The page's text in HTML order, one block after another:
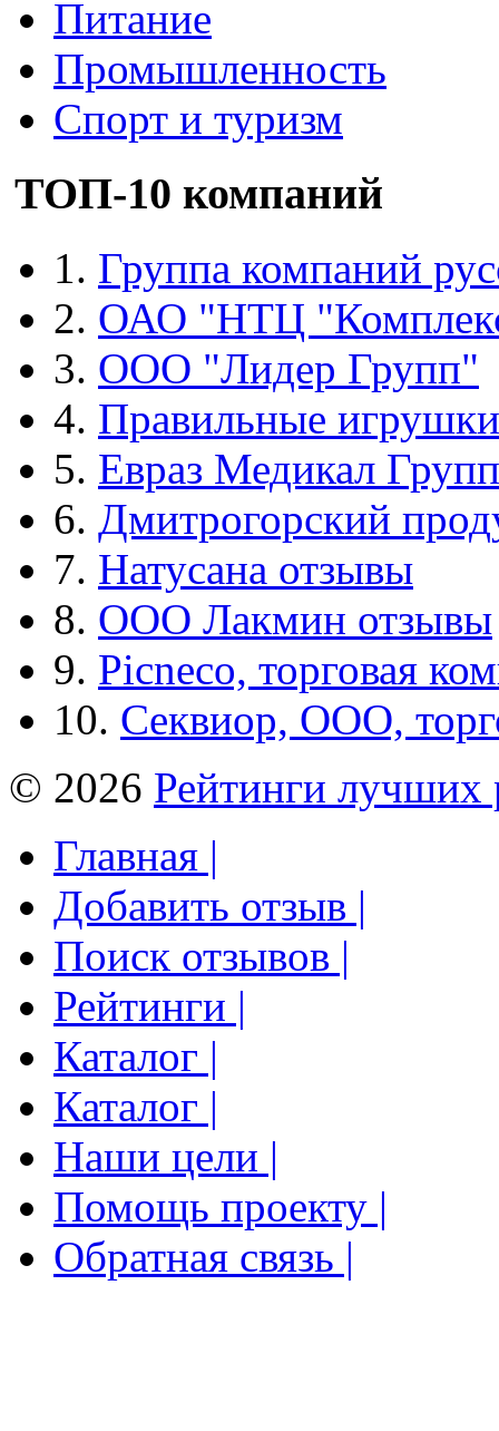
Питание
Промышленность
Спорт и туризм
ТОП-10 компаний
1. Группа компаний
2. ОАО "НТЦ
3. ООО "Лидер Групп"
4. Правильные игрушки
5. Евраз Медикал Групп
6. Дмитрогорский
7. Натусана отзывы
8. ООО Лакмин отзывы
9. Picneco, торговая
10. Секвиор, ООО,
© 2026 Рейтинги лучших
Главная |
Добавить отзыв |
Поиск отзывов |
Рейтинги |
Каталог |
Каталог |
Наши цели |
Помощь проекту |
Обратная связь |